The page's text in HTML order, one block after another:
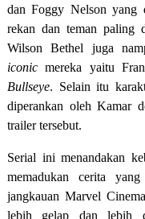
dan Foggy Nelson yang
rekan dan teman paling
Wilson Bethel juga
iconicmereka yaitu
Bullseye. Selain itu
diperankan oleh Kamar
trailer tersebut.
Serial ini menandakan
memadukan cerita
jangkauan Marvel
lebih gelap dan lebih